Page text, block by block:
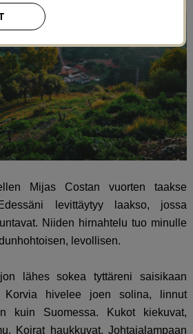
Mijas Costan vuorten taakse
levittäytyy laakso, jossa
Niiden hirnahtelu tuo minulle
levollisen.
lähes sokea tyttäreni saisikaan
Korvia hivelee joen solina, linnut
kuin Suomessa. Kukot kiekuvat,
Koirat haukkuvat. Johtajalampaan